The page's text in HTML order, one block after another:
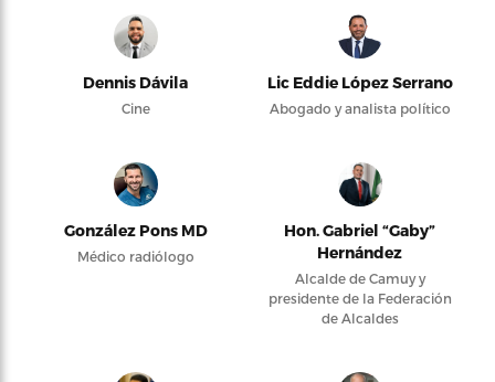
Dennis Dávila
Cine
Lic Eddie López Serrano
Abogado y analista político
González Pons MD
Médico radiólogo
Hon. Gabriel “Gaby”
Hernández
Alcalde de Camuy y
presidente de la Federación
de Alcaldes